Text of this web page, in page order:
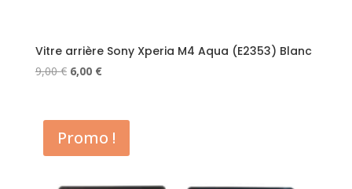
Vitre arrière Sony Xperia M4 Aqua (E2353) Blanc
9,00€ Le
était :
9,00 €.
6,00 €Le
est :
6,00 €.
Promo !